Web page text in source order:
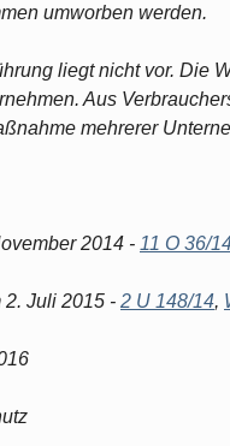
umworben werden.
liegt nicht vor. Die
Aus
mehrerer
2014 - 11 O 36/
2. Juli 2015 - 2 U 148/14,